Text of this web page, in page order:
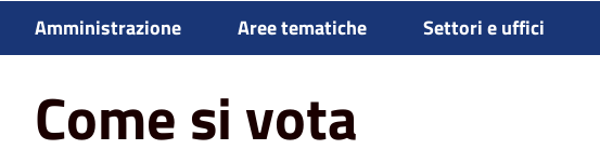
Amministrazione Aree tematiche Settori e uffici
Home Come si vota
Come si vota